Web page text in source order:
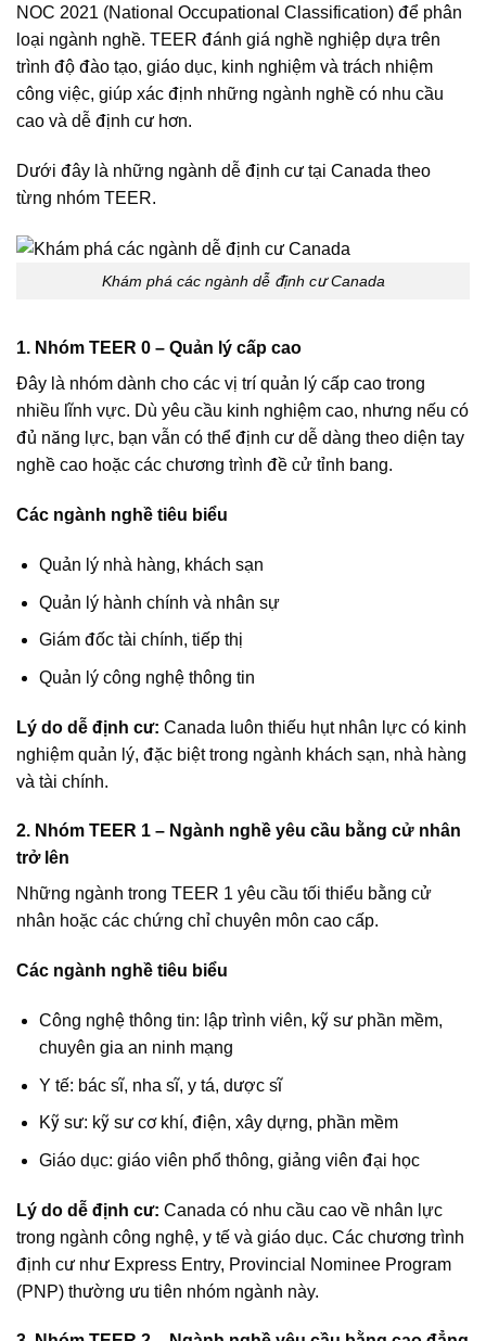
NOC 2021 (National Occupational Classification) để phân
loại ngành nghề. TEER đánh giá nghề nghiệp dựa trên
trình độ đào tạo, giáo dục, kinh nghiệm và trách nhiệm
công việc, giúp xác định những ngành nghề có nhu cầu
cao và dễ định cư hơn.
Dưới đây là những ngành dễ định cư tại Canada theo
từng nhóm TEER.
Khám phá các ngành dễ định cư Canada
1. Nhóm TEER 0 – Quản lý cấp cao
Đây là nhóm dành cho các vị trí quản lý cấp cao trong
nhiều lĩnh vực. Dù yêu cầu kinh nghiệm cao, nhưng nếu có
đủ năng lực, bạn vẫn có thể định cư dễ dàng theo diện tay
nghề cao hoặc các chương trình đề cử tỉnh bang.
Các ngành nghề tiêu biểu
Quản lý nhà hàng, khách sạn
Quản lý hành chính và nhân sự
Giám đốc tài chính, tiếp thị
Quản lý công nghệ thông tin
Lý do dễ định cư: Canada luôn thiếu hụt nhân lực có kinh
nghiệm quản lý, đặc biệt trong ngành khách sạn, nhà hàng
và tài chính.
2. Nhóm TEER 1 – Ngành nghề yêu cầu bằng cử nhân
trở lên
Những ngành trong TEER 1 yêu cầu tối thiểu bằng cử
nhân hoặc các chứng chỉ chuyên môn cao cấp.
Các ngành nghề tiêu biểu
Công nghệ thông tin: lập trình viên, kỹ sư phần mềm,
chuyên gia an ninh mạng
Y tế: bác sĩ, nha sĩ, y tá, dược sĩ
Kỹ sư: kỹ sư cơ khí, điện, xây dựng, phần mềm
Giáo dục: giáo viên phổ thông, giảng viên đại học
Lý do dễ định cư: Canada có nhu cầu cao về nhân lực
trong ngành công nghệ, y tế và giáo dục. Các chương trình
định cư như Express Entry, Provincial Nominee Program
(PNP) thường ưu tiên nhóm ngành này.